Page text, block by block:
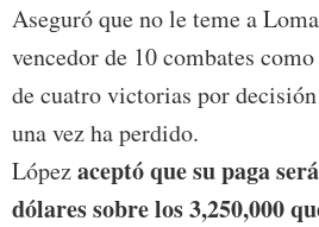
Aseguró que no le teme a
vencedor de 10 combates
de cuatro victorias por
una vez ha perdido.
Lópezaceptó que su paga
dólares sobre los 3,250,000